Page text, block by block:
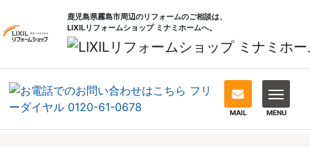
鹿児島県霧島市周辺のリフォームのご相談は、
LIXILリフォームショップ ミナミホームへ。
MAIL MENU